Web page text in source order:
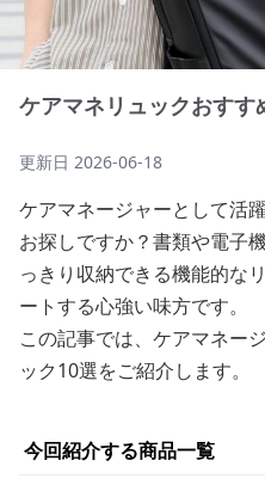
ケアマネリュックおすす
更新日 2026-06-18
ケアマネージャーとして活
お探しですか？書類や電子
っきり収納できる機能的な
ートする心強い味方です。
この記事では、ケアマネー
ック10選をご紹介します。
今回紹介する商品一覧